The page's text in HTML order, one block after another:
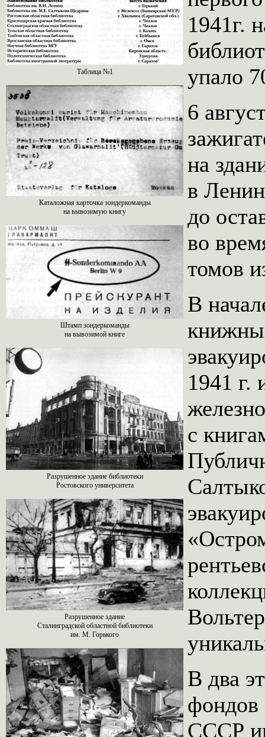
Таблица №1
Каталожная карточка зондеркоманды
на вывозимую книгу
Штамп зондеркоманды
на вывозимой книге
Разрушенное здание библиотеки
Ростовского университета
Разрушенное здание
Сталинградской областной библиотеки
им. М. Горького
1941г.
упало
6
на
в
до
во
томов
В
1941 г.
с
В два
фондов
СССР